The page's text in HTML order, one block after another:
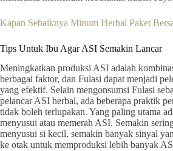
Kapan Sebaiknya Minum Herbal Paket
Tips Untuk Ibu Agar ASI Semakin Lancar
Meningkatkan produksi ASI adalah
berbagai faktor, dan Fulasi dapat menjadi
yang efektif. Selain mengonsumsi Fulasi
pelancar ASI herbal, ada beberapa praktik
tidak boleh terlupakan. Yang paling utama
menyusui atau memerah ASI. Semakin
menyusui si kecil, semakin banyak sinyal
ke otak untuk memproduksi lebih banyak